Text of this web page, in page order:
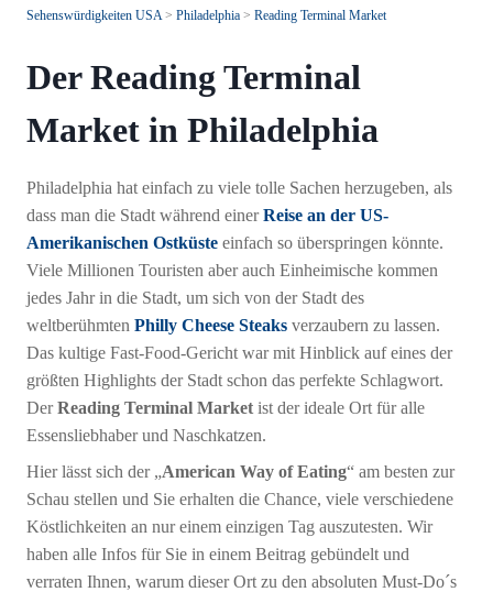
Sehenswürdigkeiten USA> Philadelphia > Reading Terminal Market
Der Reading Terminal
Market in Philadelphia
Philadelphia hat einfach zu viele tolle Sachen herzugeben, als
dass man die Stadt während einerReise an der US-
Amerikanischen Ostküste einfach so überspringen könnte.
Viele Millionen Touristen aber auch Einheimische kommen
jedes Jahr in die Stadt, um sich von der Stadt des
weltberühmten Philly Cheese Steaks verzaubern zu lassen.
Das kultige Fast-Food-Gericht war mit Hinblick auf eines der
größten Highlights der Stadt schon das perfekte Schlagwort.
DerReading Terminal Market ist der ideale Ort für alle
Essensliebhaber und Naschkatzen.
Hier lässt sich der „American Way of Eating“ am besten zur
Schau stellen und Sie erhalten die Chance, viele verschiedene
Köstlichkeiten an nur einem einzigen Tag auszutesten. Wir
haben alle Infos für Sie in einem Beitrag gebündelt und
verraten Ihnen, warum dieser Ort zu den absoluten Must-Do´s